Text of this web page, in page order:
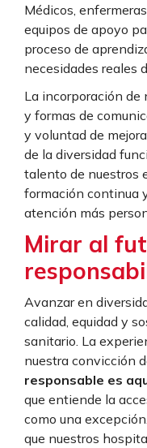
Médicos,
equipos de apoyo
proceso de
necesidades reales
La incorporación de
y formas de
y voluntad de
de la diversidad
talento de nuestros
formación continua
atención más
Mirar al
Avanzar en
calidad, equidad y
sanitario. La
nuestra convicción
responsable es
que entiende la
como una
que nuestros